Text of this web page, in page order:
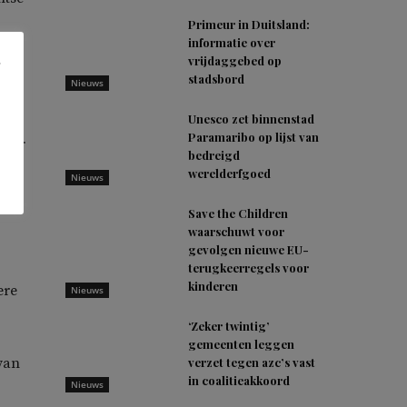
Nieuws
Primeur in Duitsland:
informatie over
vrijdaggebed op
stadsbord
Nieuws
Unesco zet binnenstad
Paramaribo op lijst van
bedreigd
werelderfgoed
Nieuws
Save the Children
waarschuwt voor
gevolgen nieuwe EU-
terugkeerregels voor
kinderen
Nieuws
‘Zeker twintig’
gemeenten leggen
verzet tegen azc’s vast
in coalitieakkoord